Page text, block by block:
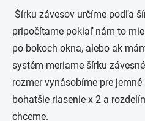
Šírku závesov určíme podľa
pripočítame pokiaľ nám to
po bokoch okna, alebo ak
systém meriame šírku
rozmer vynásobíme pre
bohatšie riasenie x 2 a
chceme.